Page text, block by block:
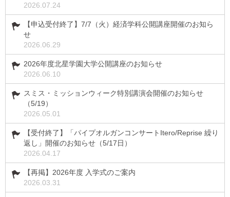
2026.07.24
【申込受付終了】7/7（火）経済学科公開講座開催のお知ら
せ
2026.06.29
2026年度北星学園大学公開講座のお知らせ
2026.06.10
スミス・ミッションウィーク特別講演会開催のお知らせ
（5/19）
2026.05.01
【受付終了】「パイプオルガンコンサートItero/Reprise 繰り
返し」開催のお知らせ（5/17日）
2026.04.17
【再掲】2026年度 入学式のご案内
2026.03.31